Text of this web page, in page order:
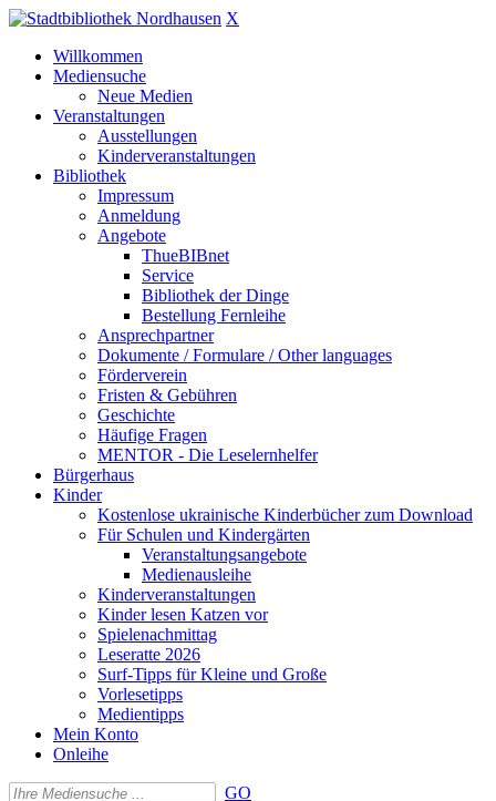
X
Willkommen
Mediensuche
Neue Medien
Veranstaltungen
Ausstellungen
Kinderveranstaltungen
Bibliothek
Impressum
Anmeldung
Angebote
ThueBIBnet
Service
Bibliothek der Dinge
Bestellung Fernleihe
Ansprechpartner
Dokumente / Formulare / Other languages
Förderverein
Fristen & Gebühren
Geschichte
Häufige Fragen
MENTOR - Die Leselernhelfer
Bürgerhaus
Kinder
Kostenlose ukrainische Kinderbücher zum Download
Für Schulen und Kindergärten
Veranstaltungsangebote
Medienausleihe
Kinderveranstaltungen
Kinder lesen Katzen vor
Spielenachmittag
Leseratte 2026
Surf-Tipps für Kleine und Große
Vorlesetipps
Medientipps
Mein Konto
Onleihe
GO